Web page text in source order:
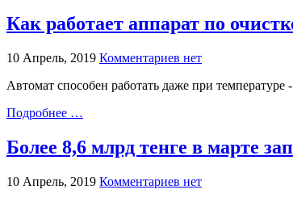
Как работает аппарат по
10 Апрель, 2019 Комментариев нет
Автомат способен работать даже при температуре
Подробнее …
Более 8,6 млрд тенге в марте
10 Апрель, 2019 Комментариев нет